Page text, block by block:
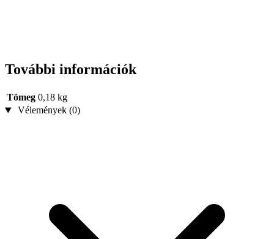
További információk
Tömeg 0,18 kg
Vélemények (0)